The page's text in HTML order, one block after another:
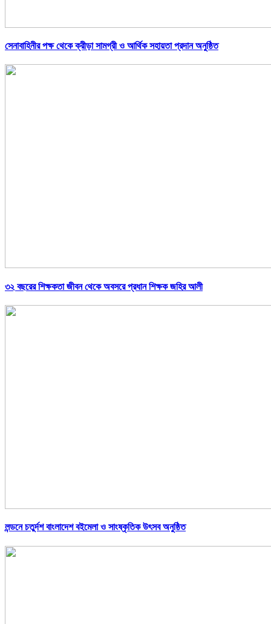
সেনাবাহিনীর পক্ষ থেকে ক্রীড়া সামগ্রী ও আর্থিক সহায়তা প্রদান অনুষ্ঠিত
৩২ বছরের শিক্ষকতা জীবন থেকে অবসরে প্রধান শিক্ষক জহির আলী
লন্ডনে চতুর্দশ বাংলাদেশ বইমেলা ও সাংষ্কৃতিক উৎসব অনুষ্ঠিত